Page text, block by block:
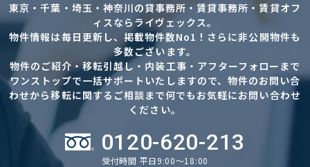
東京・千葉・埼玉・神奈川の貸事務所・賃貸事務所・賃貸オフ
ィスならライヴェックス。
物件情報は毎日更新し、掲載物件数No1！さらに非公開物件も
多数ございます。
物件のご紹介・移転引越し・内装工事・アフターフォローまで
ワンストップで一括サポートいたしますので、物件のお問い合
わせから移転に関するご相談まで何でもお気軽にお問い合わせ
ください。
0120-620-213
受付時間 平日9:00～18:00